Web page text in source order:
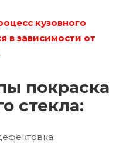
кузовного
в зависимости от
покраска
стекла: